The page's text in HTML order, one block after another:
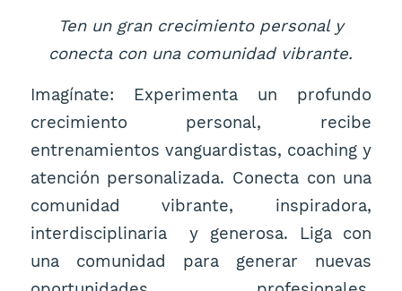
Ten un gran crecimiento personal y
conecta con una comunidad vibrante.
Imagínate: Experimenta un profundo
crecimiento personal, recibe
entrenamientos vanguardistas, coaching y
atención personalizada. Conecta con una
comunidad vibrante, inspiradora,
interdisciplinaria y generosa. Liga con
una comunidad para generar nuevas